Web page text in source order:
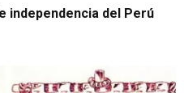
independencia del Perú